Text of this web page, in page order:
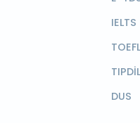
IELTS
TOEFL
TIPDİL
DUS